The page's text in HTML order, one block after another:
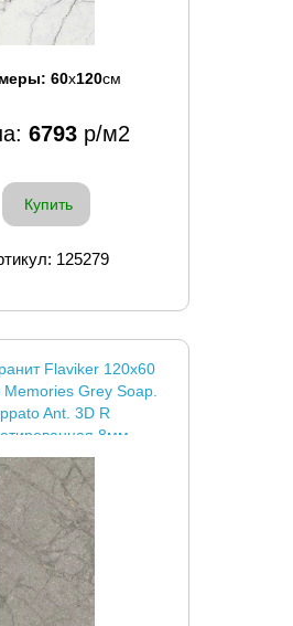
60x120см
6793 р/м2
Купить
125279
Flaviker 120x60
Grey Soap.
Ant. 3D R
8мм